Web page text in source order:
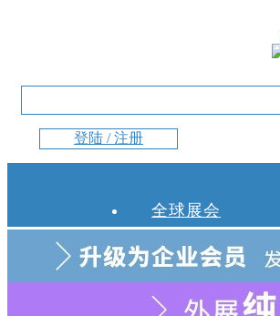
登陆 / 注册
全球展会